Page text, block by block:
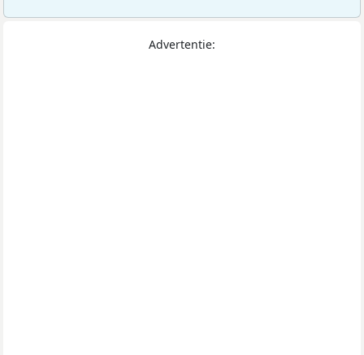
Advertentie: